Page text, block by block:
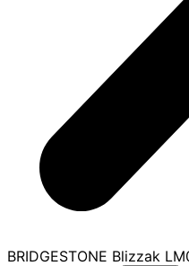
BRIDGESTONE Blizzak